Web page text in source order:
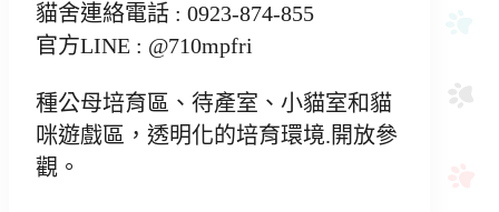
貓舍連絡電話 : 0923-874-855
官方LINE : @710mpfri
種公母培育區、待產室、小貓室和貓
咪遊戲區，透明化的培育環境.開放參
觀。